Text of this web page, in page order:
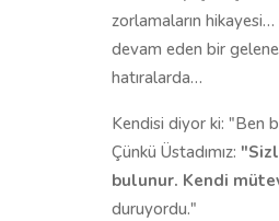
zorlamaların
devam eden bir
hatıralarda…
Kendisi diyor ki: "Ben
Çünkü Üstadımız:
bulunur. Kendi
duruyordu."